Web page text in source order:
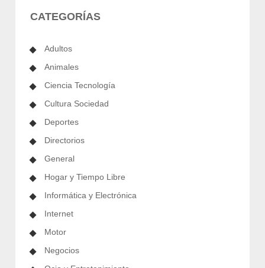
CATEGORÍAS
Adultos
Animales
Ciencia Tecnología
Cultura Sociedad
Deportes
Directorios
General
Hogar y Tiempo Libre
Informática y Electrónica
Internet
Motor
Negocios